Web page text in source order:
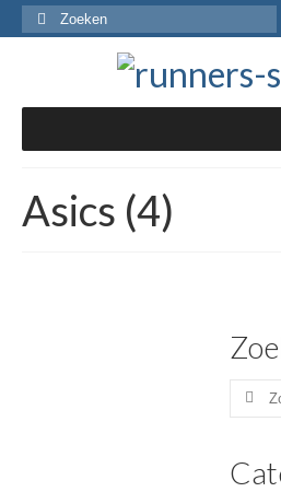
Zoeken
naar:
Asics (4)
Zoeken